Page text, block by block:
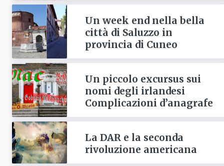
Un week end nella bella
città di Saluzzo in
provincia di Cuneo
Un piccolo excursus sui
nomi degli irlandesi
Complicazioni d’anagrafe
La DAR e la seconda
rivoluzione americana